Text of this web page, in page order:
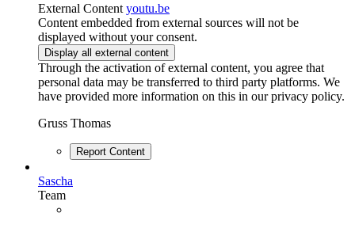
External Content youtu.be
Content embedded from external sources will not be
displayed without your consent.
Display all external content
Through the activation of external content, you agree that
personal data may be transferred to third party platforms. We
have provided more information on this in our privacy policy.
Gruss Thomas
Report Content
Sascha
Team